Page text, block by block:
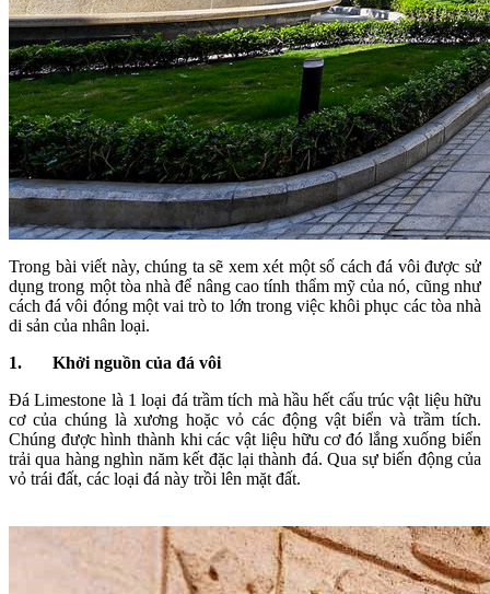
Trong bài viết này, chúng ta sẽ xem xét một số cách đá vôi được sử
dụng trong một tòa nhà để nâng cao tính thẩm mỹ của nó, cũng như
cách đá vôi đóng một vai trò to lớn trong việc khôi phục các tòa nhà
di sản của nhân loại.
1. Khởi nguồn của đá vôi
Đá Limestone là 1 loại đá trầm tích mà hầu hết cấu trúc vật liệu hữu
cơ của chúng là xương hoặc vỏ các động vật biển và trầm tích.
Chúng được hình thành khi các vật liệu hữu cơ đó lắng xuống biển
trải qua hàng nghìn năm kết đặc lại thành đá. Qua sự biến động của
vỏ trái đất, các loại đá này trồi lên mặt đất.